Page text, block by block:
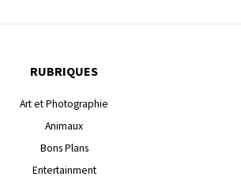
RUBRIQUES
Art et Photographie
Animaux
Bons Plans
Entertainment